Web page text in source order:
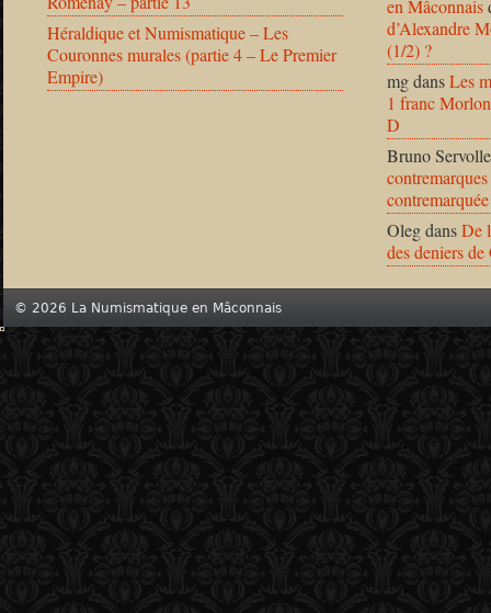
Héraldique et Numismatique – Les
Couronnes murales (partie 4 – Le Premier
Empire)
en Mâconnais
d’Alexandre
(1/2) ?
mgdansLes
1 franc
D
Bruno Servolle
OlegdansDe
des deniers
© 2026 La Numismatique en Mâconnais